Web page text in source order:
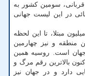
آن هند با بیش از ۵۲۵ هزار قربانی، سومین کشور به
در این لیست جهانی
در اروپا نیز فرانسه با ثبت بیش از ۳۳.۱ میلیون مبتلا، تا این لحظه
منطقه و نیز چهارمین
جهان است. روسیه همین
قربانی، اکنون بالاترین رقم مرگ و
دارد و در جهان نیز